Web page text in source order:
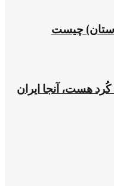
چیست
هست، آنجا ایران